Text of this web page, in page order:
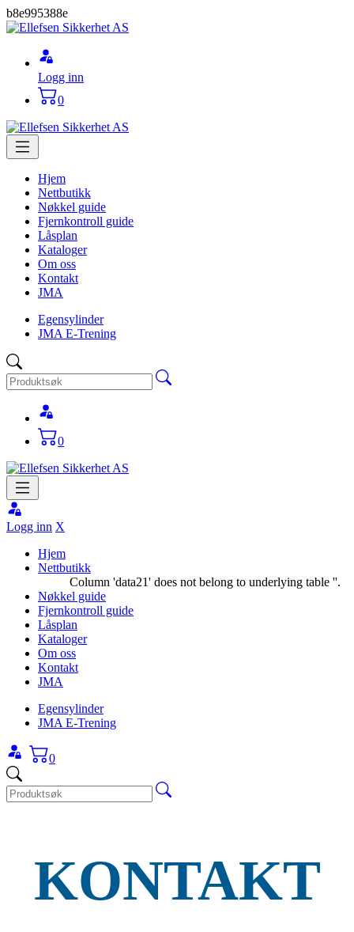
b8e995388e
Logg inn
0
Hjem
Nettbutikk
Nøkkel guide
Fjernkontroll guide
Låsplan
Kataloger
Om oss
Kontakt
JMA
Egensylinder
JMA E-Trening
0
Logg inn X
Hjem
Nettbutikk
Column 'data21' does not belong to underlying table ''.
Nøkkel guide
Fjernkontroll guide
Låsplan
Kataloger
Om oss
Kontakt
JMA
Egensylinder
JMA E-Trening
0
KONTAKT